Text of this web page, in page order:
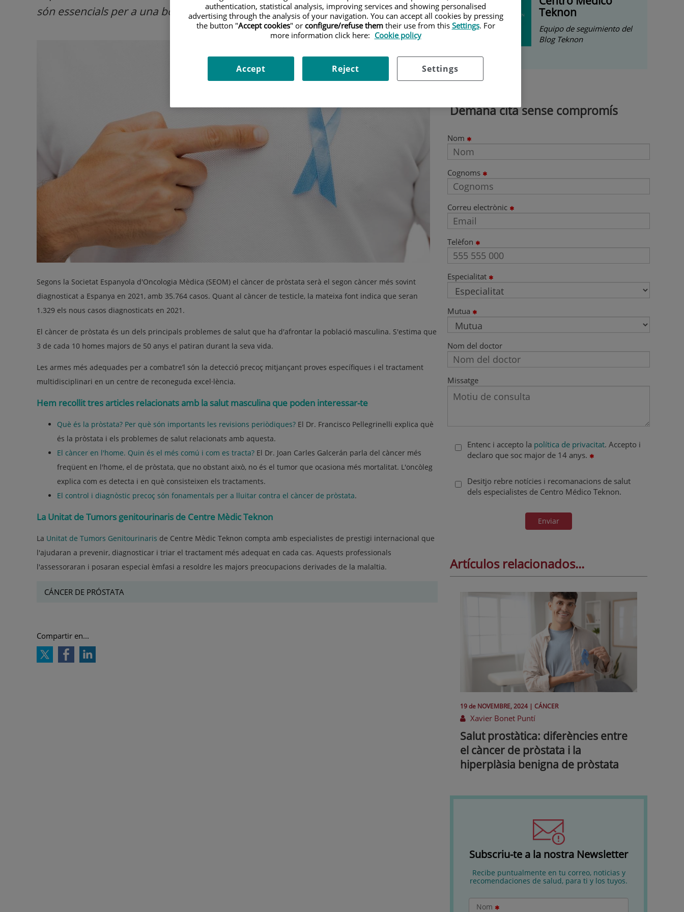
són essencials per a una bona salut.
Segons la Societat Espanyola d'Oncologia Mèdica (SEOM) el càncer de pròstata serà el segon càncer més sovint
diagnosticat a Espanya en 2021, amb 35.764 casos. Quant al càncer de testicle, la mateixa font indica que seran
1.329 els nous casos diagnosticats en 2021.
El càncer de pròstata és un dels principals problemes de salut que ha d'afrontar la població masculina. S'estima que
3 de cada 10 homes majors de 50 anys el patiran durant la seva vida.
Les armes més adequades per a combatre’l són la detecció precoç mitjançant proves específiques i el tractament
multidisciplinari en un centre de reconeguda excel·lència.
Hem recollit tres articles relacionats amb la salut masculina que poden interessar-te
Què és la pròstata? Per què són importants les revisions periòdiques? El Dr. Francisco Pellegrinelli explica què
és la pròstata i els problemes de salut relacionats amb aquesta.
El càncer en l'home. Quin és el més comú i com es tracta? El Dr. Joan Carles Galcerán parla del càncer més
freqüent en l'home, el de pròstata, que no obstant això, no és el tumor que ocasiona més mortalitat. L'oncòleg
explica com es detecta i en què consisteixen els tractaments.
El control i diagnòstic precoç són fonamentals per a lluitar contra el càncer de pròstata.
La Unitat de Tumors genitourinaris de Centre Mèdic Teknon
La Unitat de Tumors Genitourinaris de Centre Mèdic Teknon compta amb especialistes de prestigi internacional que
l'ajudaran a prevenir, diagnosticar i triar el tractament més adequat en cada cas. Aquests professionals
l'assessoraran i posaran especial èmfasi a resoldre les majors preocupacions derivades de la malaltia.
CÁNCER DE PRÓSTATA
Compartir en...
Teknon
Equipo de seguimiento del
Blog Teknon
Demana cita sense compromís
Nom
Cognoms
Correu electrònic
Telèfon
Especialitat
Mutua
Nom del doctor
Missatge
Entenc i accepto la política de privacitat. Accepto i
declaro que soc major de 14 anys.
Desitjo rebre notícies i recomanacions de salut
dels especialistes de Centro Médico Teknon.
Enviar
Artículos relacionados...
19 de NOVEMBRE, 2024 | CÁNCER
Xavier Bonet Puntí
Salut prostàtica: diferències entre
el càncer de pròstata i la
hiperplàsia benigna de pròstata
Subscriu-te a la nostra Newsletter
Recibe puntualmente en tu correo, noticias y
recomendaciones de salud, para ti y los tuyos.
Nom
authentication, statistical analysis, improving services and showing personalised
advertising through the analysis of your navigation. You can accept all cookies by pressing
the button "Accept cookies" or configure/refuse themtheir use from this Settings. For
more information click here: Cookie policy
Settings
Reject
Accept